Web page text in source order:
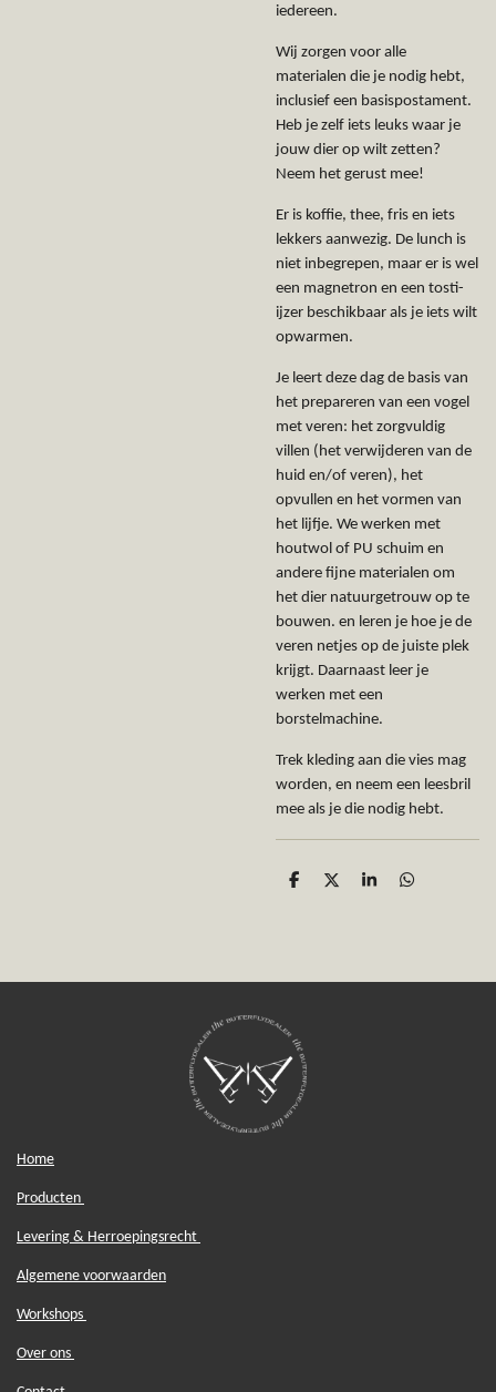
iedereen.
Wij zorgen voor alle
materialen die je nodig hebt,
inclusief een basispostament.
Heb je zelf iets leuks waar je
jouw dier op wilt zetten?
Neem het gerust mee!
Er is koffie, thee, fris en iets
lekkers aanwezig. De lunch is
niet inbegrepen, maar er is wel
een magnetron en een tosti-
ijzer beschikbaar als je iets wilt
opwarmen.
Je leert deze dag de basis van
het prepareren van een vogel
met veren: het zorgvuldig
villen (het verwijderen van de
huid en/of veren), het
opvullen en het vormen van
het lijfje. We werken met
houtwol of PU schuim en
andere fijne materialen om
het dier natuurgetrouw op te
bouwen. en leren je hoe je de
veren netjes op de juiste plek
krijgt. Daarnaast leer je
werken met een
borstelmachine.
Trek kleding aan die vies mag
worden, en neem een leesbril
mee als je die nodig hebt.
D
D
S
D
Home
Producten
Levering & Herroepingsrecht
Algemene voorwaarden
Workshops
Over ons